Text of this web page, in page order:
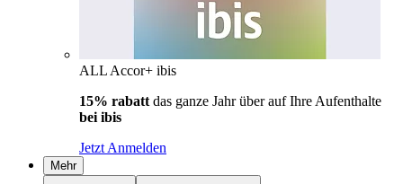
ALL Accor+ ibis
15% rabatt das ganze Jahr über auf Ihre Aufenthalte
bei ibis
Jetzt Anmelden
Mehr